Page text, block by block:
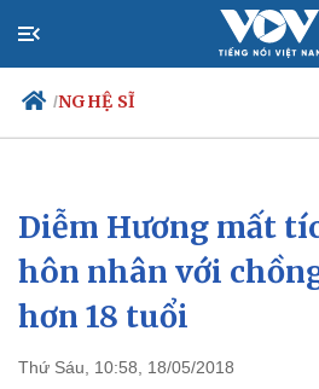
/NGHỆ SĨ
Chính trị
Đảng
Tổ chức nhân sự
Quốc hội
Xã
Dự
Diễm Hương mất
hôn nhân với
hơn 18 tuổi
Thứ Sáu, 10:58, 18/05/2018